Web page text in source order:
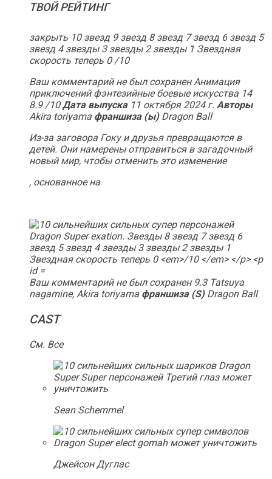
ТВОЙ РЕЙТИНГ
закрыть 10 звезд 9 звезд 8 звезд 7 звезд 6 звезд 5
звезд 4 звезды 3 звезды 2 звезды 1 Звездная
скорость теперь 0/10
Ваш комментарий не был сохранен Анимация
приключений фэнтезийные боевые искусства 14
8.9/10Дата выпуска 11 октября 2024 г. Авторы
Akira toriyama франшиза (ы) Dragon Ball
Из-за заговора Гоку и друзья превращаются в
детей. Они намерены отправиться в загадочный
новый мир, чтобы отменить это изменение
, основанное на
Ваш комментарий не был сохранен 9.3 Tatsuya
nagamine, Akira toriyama франшиза (S) Dragon Ball
CAST
См. Все
Sean Schemmel
Джейсон Дуглас